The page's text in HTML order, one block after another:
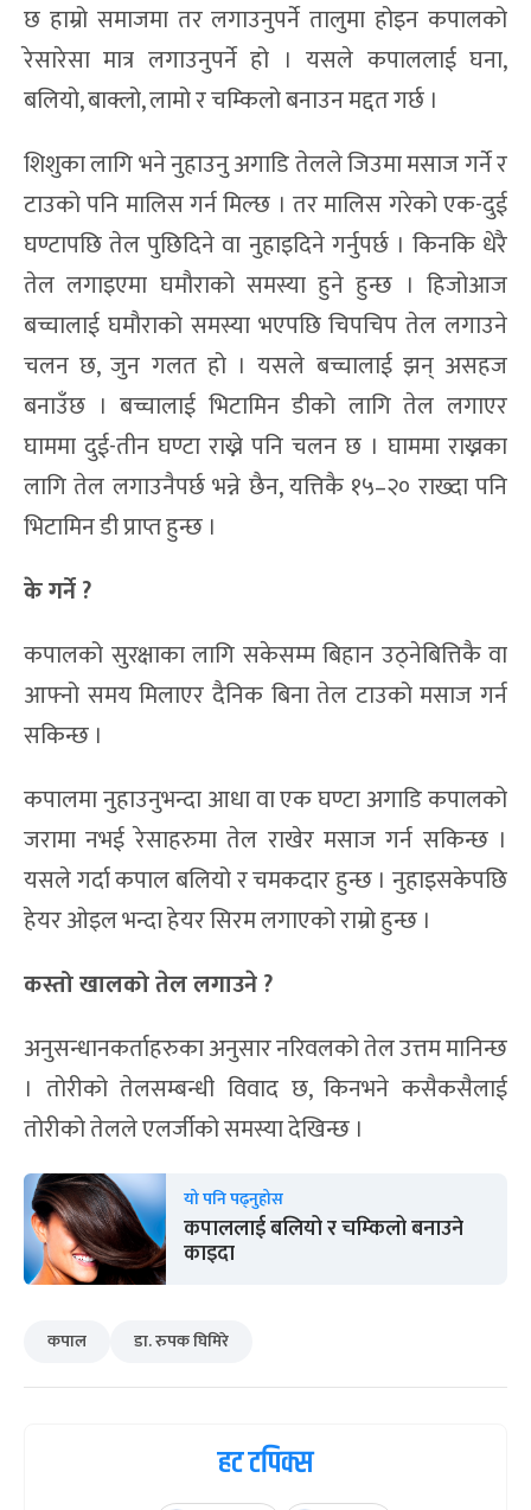
छ हाम्रो समाजमा तर लगाउनुपर्ने तालुमा होइन कपालको
रेसारेसा मात्र लगाउनुपर्ने हो । यसले कपाललाई घना,
बलियो, बाक्लो, लामो र चम्किलो बनाउन मद्दत गर्छ ।
शिशुका लागि भने नुहाउनु अगाडि तेलले जिउमा मसाज गर्ने र
टाउको पनि मालिस गर्न मिल्छ । तर मालिस गरेको एक-दुई
घण्टापछि तेल पुछिदिने वा नुहाइदिने गर्नुपर्छ । किनकि धेरै
तेल लगाइएमा घमौराको समस्या हुने हुन्छ । हिजोआज
बच्चालाई घमौराको समस्या भएपछि चिपचिप तेल लगाउने
चलन छ, जुन गलत हो । यसले बच्चालाई झन् असहज
बनाउँछ । बच्चालाई भिटामिन डीको लागि तेल लगाएर
घाममा दुई-तीन घण्टा राख्ने पनि चलन छ । घाममा राख्नका
लागि तेल लगाउनैपर्छ भन्ने छैन, यत्तिकै १५–२० राख्दा पनि
भिटामिन डी प्राप्त हुन्छ ।
केगर्ने ?
कपालको सुरक्षाका लागि सकेसम्म बिहान उठ्नेबित्तिकै वा
आफ्नो समय मिलाएर दैनिक बिना तेल टाउको मसाज गर्न
सकिन्छ ।
कपालमा नुहाउनुभन्दा आधा वा एक घण्टा अगाडि कपालको
जरामा नभई रेसाहरुमा तेल राखेर मसाज गर्न सकिन्छ ।
यसले गर्दा कपाल बलियो र चमकदार हुन्छ । नुहाइसकेपछि
हेयर ओइल भन्दा हेयर सिरम लगाएको राम्रो हुन्छ ।
कस्तो खालको तेल लगाउने ?
अनुसन्धानकर्ताहरुका अनुसार नरिवलको तेल उत्तम मानिन्छ
। तोरीको तेलसम्बन्धी विवाद छ, किनभने कसैकसैलाई
तोरीको तेलले एलर्जीको समस्या देखिन्छ ।
यो पनि पढ्नुहोस
कपाललाई बलियो र चम्किलो बनाउने
काइदा
कपाल डा. रुपक घिमिरे
हट टपिक्स